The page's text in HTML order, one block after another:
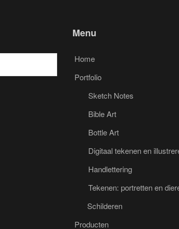
Menu
Home
Portfolio
Sketch Notes
Bible Art
Bottle Art
Digitaal tekenen en
Handlettering
Tekenen: portretten en
Schilderen
Producten